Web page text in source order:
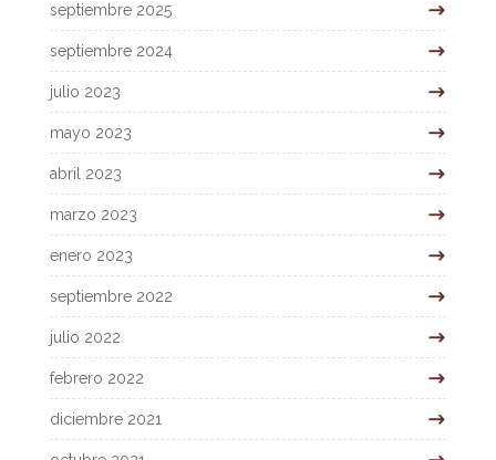
septiembre 2025
septiembre 2024
julio 2023
mayo 2023
abril 2023
marzo 2023
enero 2023
septiembre 2022
julio 2022
febrero 2022
diciembre 2021